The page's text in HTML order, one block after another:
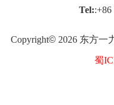
Tel::+86
Copyright© 2026 东方一
蜀